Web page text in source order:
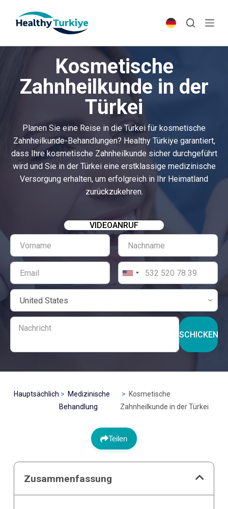
p
e
n
Kosmetische
Zahnheilkunde in der
Türkei
Planen Sie eine Reise in die Türkei für kosmetische
Zahnheilkunde-Behandlungen? Healthy Türkiye garantiert,
dass Ihre kosmetische Zahnheilkunde sicher durchgeführt
wird und Sie in der Türkei eine erstklassige medizinische
Versorgung erhalten, um erfolgreich in Ihr Heimatland
zurückzukehren.
VIDEOANRUF
SCHICKEN
Hauptsächlich
Medizinische
Behandlung
Kosmetische
Zahnheilkunde in der Türkei
Teilen
Zusammenfassung